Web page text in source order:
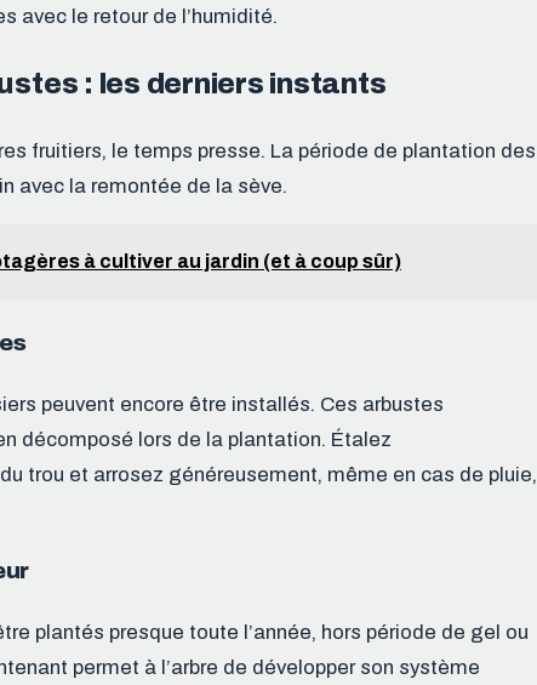
avec le retour de l’humidité.
: les derniers instants
fruitiers, le temps presse. La période de plantation des
avec la remontée de la sève.
à cultiver au jardin (et à coup sûr)
peuvent encore être installés. Ces arbustes
décomposé lors de la plantation. Étalez
trou et arrosez généreusement, même en cas de pluie,
plantés presque toute l’année, hors période de gel ou
permet à l’arbre de développer son système